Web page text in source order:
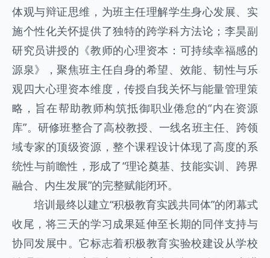
体观与辩证思维，为班主任理解学生身心发展、实
施个性化关怀提供了独特的跨学科方法论；李昊副
研究员讲授的《教师的心理资本：可持续幸福感的
源泉》，聚焦班主任自身的希望、效能、韧性与乐
观四大心理资本维度，传授自我关怀与能量管理策
略，旨在帮助教师构筑抵御职业倦怠的“内在资源
库”。研修班整合了高校教授、一线名班主任、跨领
域专家的顶级资源，整个课程设计体现了高度的系
统性与前瞻性，形成了“理论奠基、技能实训、跨界
融合、内生发展”的完整赋能闭环。
培训最终以建立“积极教育实践共同体”的闭幕式
收尾，将三天的学习成果延伸至长期的同伴支持与
协同发展中。它标志着积极教育实验校建设从学校